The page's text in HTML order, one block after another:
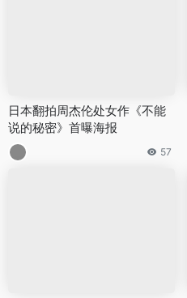
日本翻拍周杰伦处女作《不能
说的秘密》首曝海报
57